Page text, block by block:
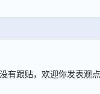
有跟贴，欢迎你发表观点